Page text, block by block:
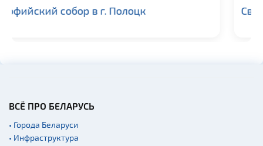
Церкви
Военная история
Мастер-классы
Квесты
Свято-Покровский храм в д. Чижевичи
ВСЁ ПРО БЕЛАРУСЬ
• Города Беларуси
• Инфраструктура